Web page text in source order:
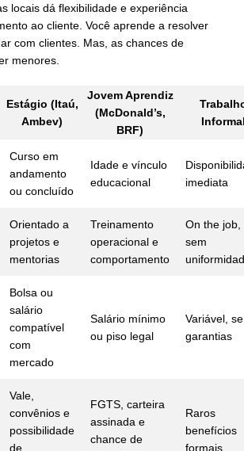
locais dá flexibilidade e experiência
ao cliente. Você aprende a resolver
com clientes. Mas, as chances de
menores.
Estágio (Itaú,
Ambev)
Jovem Aprendiz
(McDonald’s,
BRF)
Curso em
andamento
ou concluído
Idade e vínculo
educacional
imediata
Orientado a
projetos e
mentorias
Treinamento
operacional e
comportamento
On the job,
sem
Bolsa ou
salário
compatível
com
mercado
Salário mínimo
ou piso legal
Variável,
garantias
Vale,
convênios e
possibilidade
de
FGTS, carteira
assinada e
chance de
Raros
benefícios
formais